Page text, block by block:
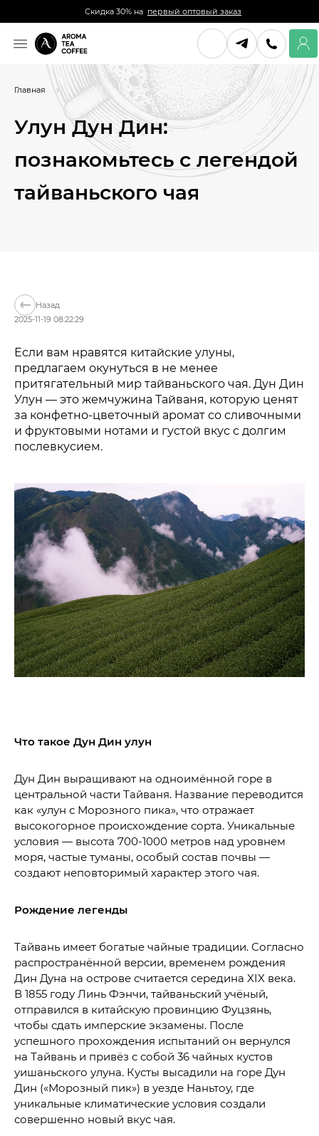
Скидка 30% на первый оптовый заказ
Главная
Улун Дун Дин:
познакомьтесь с легендой
тайваньского чая
Назад
2025-11-19 08:22:29
Если вам нравятся китайские улуны,
предлагаем окунуться в не менее
притягательный мир тайваньского чая. Дун Дин
Улун — это жемчужина Тайваня, которую ценят
за конфетно-цветочный аромат со сливочными
и фруктовыми нотами и густой вкус с долгим
послевкусием.
Что такое Дун Дин улун
Дун Дин выращивают на одноимённой горе в
центральной части Тайваня. Название переводится
как «улун с Морозного пика», что отражает
высокогорное происхождение сорта. Уникальные
условия — высота 700-1000 метров над уровнем
моря, частые туманы, особый состав почвы —
создают неповторимый характер этого чая.
Рождение легенды
Тайвань имеет богатые чайные традиции. Согласно
распространённой версии, временем рождения
Дин Дуна на острове считается середина XIX века.
В 1855 году Линь Фэнчи, тайваньский учёный,
отправился в китайскую провинцию Фуцзянь,
чтобы сдать имперские экзамены. После
успешного прохождения испытаний он вернулся
на Тайвань и привёз с собой 36 чайных кустов
уишаньского улуна. Кусты высадили на горе Дун
Дин («Морозный пик») в уезде Наньтоу, где
уникальные климатические условия создали
совершенно новый вкус чая.